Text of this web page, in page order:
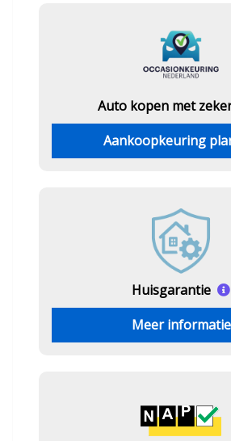
Auto kopen met
Aankoopkeuring
Huisgarantie
Meer informatie